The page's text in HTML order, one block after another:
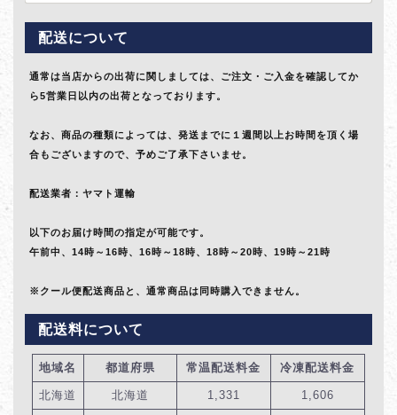
配送について
通常は当店からの出荷に関しましては、ご注文・ご入金を確認してか
ら5営業日以内の出荷となっております。
なお、商品の種類によっては、発送までに１週間以上お時間を頂く場
合もございますので、予めご了承下さいませ。
配送業者：ヤマト運輸
以下のお届け時間の指定が可能です。
午前中、14時～16時、16時～18時、18時～20時、19時～21時
※クール便配送商品と、通常商品は同時購入できません。
配送料について
地域名 都道府県 常温配送料金 冷凍配送料金
北海道 北海道 1,331 1,606